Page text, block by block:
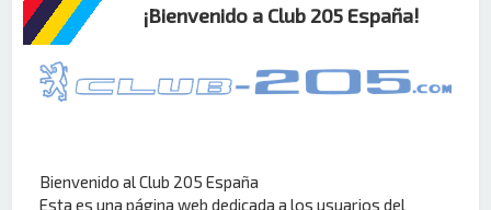
¡Bienvenido a Club 205 España!
Bienvenido al Club 205 España
Esta es una página web dedicada a los usuarios del